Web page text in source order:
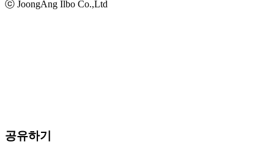
ⓒ JoongAng Ilbo Co.,Ltd
공유하기